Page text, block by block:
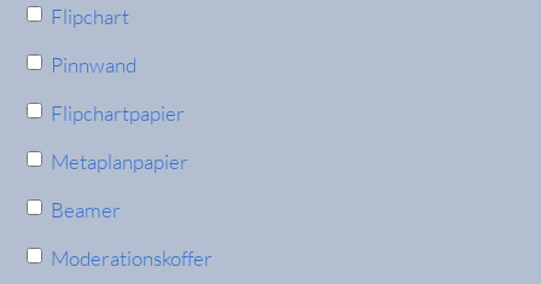
Flipchart
Pinnwand
Flipchartpapier
Metaplanpapier
Beamer
Moderationskoffer